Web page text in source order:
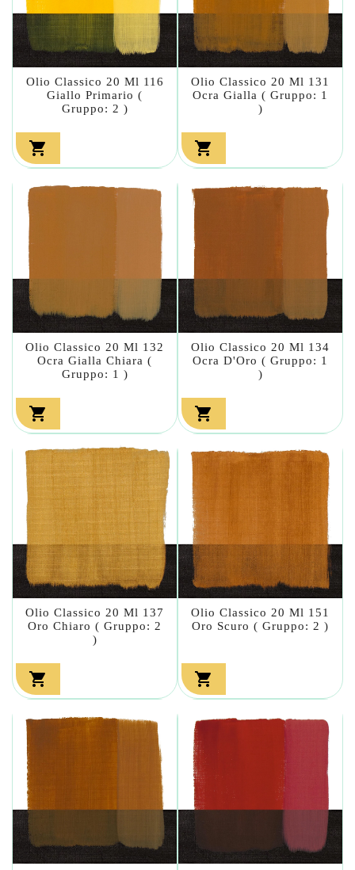
Olio Classico 20 Ml 116
Giallo Primario (
Gruppo: 2 )

Olio Classico 20 Ml 131
Ocra Gialla ( Gruppo: 1
)

Olio Classico 20 Ml 132
Ocra Gialla Chiara (
Gruppo: 1 )

Olio Classico 20 Ml 134
Ocra D'Oro ( Gruppo: 1
)

Olio Classico 20 Ml 137
Oro Chiaro ( Gruppo: 2
)

Olio Classico 20 Ml 151
Oro Scuro ( Gruppo: 2 )
